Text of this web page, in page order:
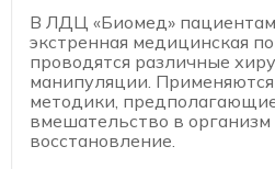
В ЛДЦ «Биомед» пациентам
экстренная медицинская
проводятся различные
манипуляции.
методики,
вмешательство в организм
восстановление.